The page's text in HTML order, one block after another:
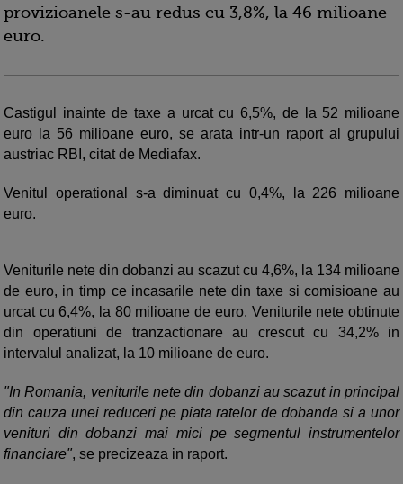
provizioanele s-au redus cu 3,8%, la 46 milioane
euro.
Castigul inainte de taxe a urcat cu 6,5%, de la 52 milioane
euro la 56 milioane euro, se arata intr-un raport al grupului
austriac RBI, citat de Mediafax.
Venitul operational s-a diminuat cu 0,4%, la 226 milioane
euro.
Veniturile nete din dobanzi au scazut cu 4,6%, la 134 milioane
de euro, in timp ce incasarile nete din taxe si comisioane au
urcat cu 6,4%, la 80 milioane de euro. Veniturile nete obtinute
din operatiuni de tranzactionare au crescut cu 34,2% in
intervalul analizat, la 10 milioane de euro.
"In Romania, veniturile nete din dobanzi au scazut in principal
din cauza unei reduceri pe piata ratelor de dobanda si a unor
venituri din dobanzi mai mici pe segmentul instrumentelor
financiare", se precizeaza in raport.